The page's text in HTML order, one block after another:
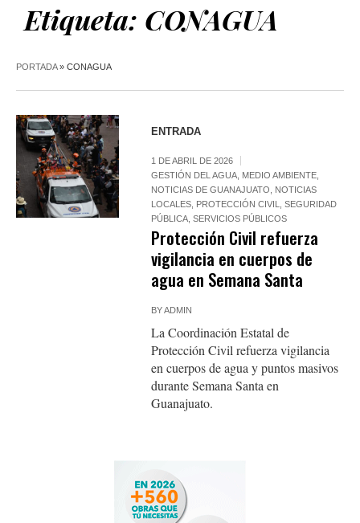
Etiqueta: CONAGUA
PORTADA» CONAGUA
ENTRADA
1 DE ABRIL DE 2026
GESTIÓN DEL AGUA MEDIO AMBIENTE
NOTICIAS DE GUANAJUATO
NOTICIAS
LOCALES PROTECCIÓN CIVIL ,SEGURIDAD
PÚBLICA ,SERVICIOS PÚBLICOS
Protección Civil refuerza
vigilancia en cuerpos de
agua en Semana Santa
BYADMIN
La Coordinación Estatal de
Protección Civil refuerza vigilancia
en cuerpos de agua y puntos masivos
durante Semana Santa en
Guanajuato.